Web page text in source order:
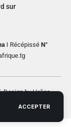
ACCEPTER
sur
I RécépisséN°
Design by Helios